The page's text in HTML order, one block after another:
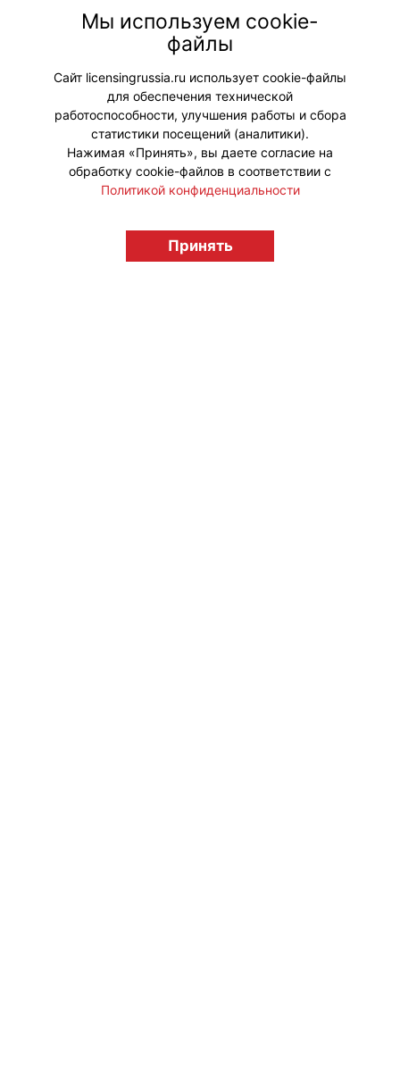
рекламного
агентства НЕКТАРИН Екатерина
Фролова, автор ежемесячной
колонки «Свои люди в диджитал».
#Тренды
licensingrussia.ru, 2009-2026 12+
Мы используем cookie-
файлы
Сайт licensingrussia.ru использует cookie-файлы
для обеспечения технической
работоспособности, улучшения работы и сбора
статистики посещений (аналитики).
Нажимая «Принять», вы даете согласие на
обработку cookie-файлов в соответствии с
Политикой конфиденциальности
Принять